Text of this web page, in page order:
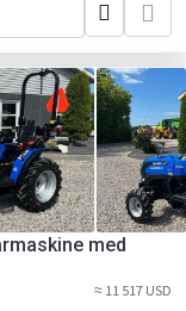
med
≈ 11 517 USD